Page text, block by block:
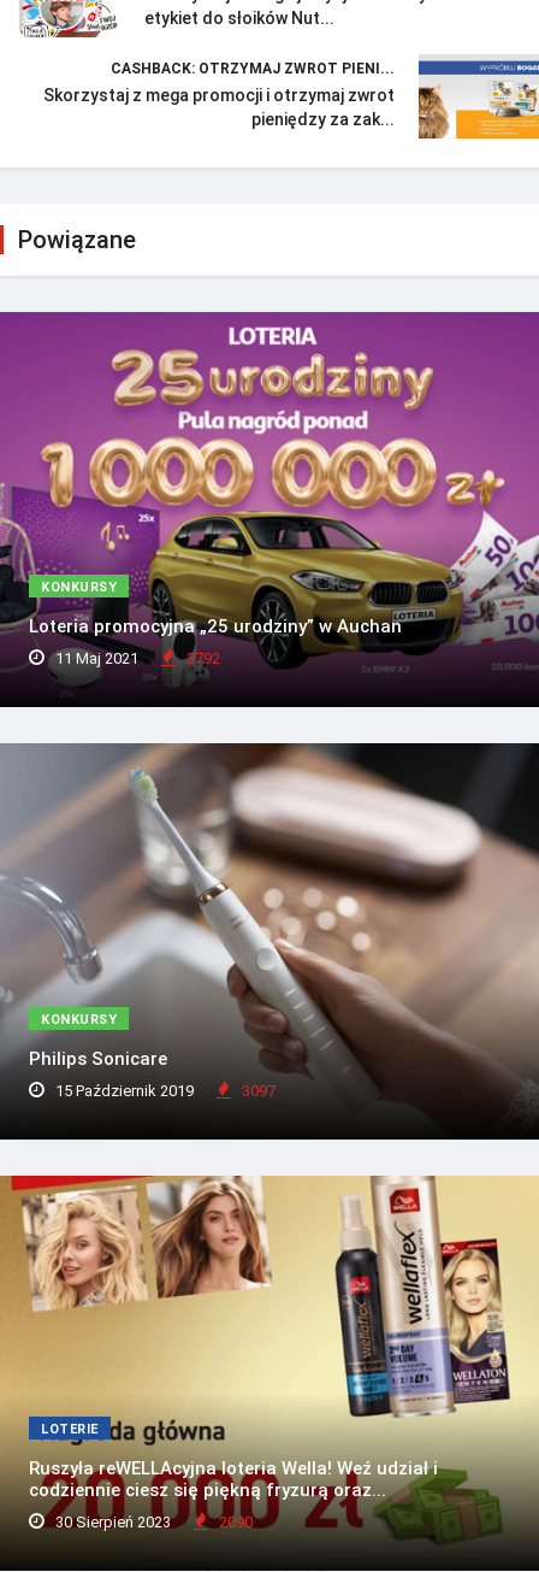
etykiet do słoików Nut...
CASHBACK: OTRZYMAJ ZWROT PIENI...
Skorzystaj z mega promocji i otrzymaj zwrot
pieniędzy za zak...
Powiązane
KONKURSY
Loteria promocyjna „25 urodziny” w Auchan
11 Maj 2021 3792
KONKURSY
Philips Sonicare
15 Październik 2019 3097
LOTERIE
Ruszyła reWELLAcyjna loteria Wella! Weź udział i
codziennie ciesz się piękną fryzurą oraz...
30 Sierpień 2023 2090